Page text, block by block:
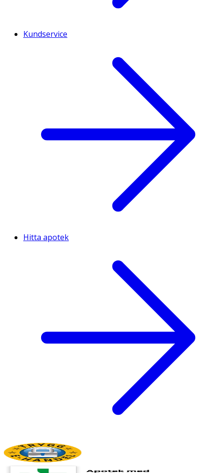
Kundservice
Hitta apotek